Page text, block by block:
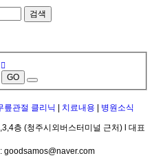
검색
GO
릎관절 클리닉 치료내용 병원소식
층 (청주시외버스터미널 근처) l 대표
goodsamos@naver.com